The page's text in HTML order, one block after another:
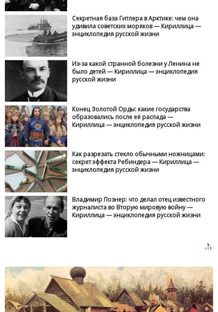
Секретная база Гитлера в Арктике: чем она
удивила советских моряков — Кириллица —
энциклопедия русской жизни
Из-за какой странной болезни у Ленина не
было детей — Кириллица — энциклопедия
русской жизни
Конец Золотой Орды: какие государства
образовались после её распада —
Кириллица — энциклопедия русской жизни
Как разрезать стекло обычными ножницами:
секрет эффекта Ребиндера — Кириллица —
энциклопедия русской жизни
Владимир Познер: что делал отец известного
журналиста во Вторую мировую войну —
Кириллица — энциклопедия русской жизни